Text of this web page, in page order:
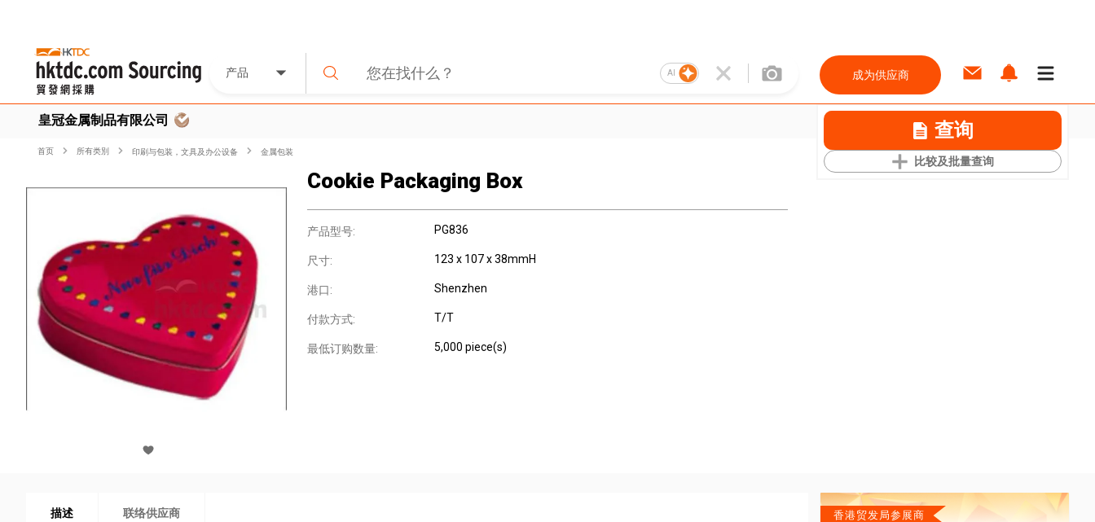
产品 AI 成为供应商
皇冠金属制品有限公司 查询
比较及批量查询
首页 所有类別 印刷与包装，文具及办公设备 金属包装
Cookie Packaging Box
产品型号: PG836
尺寸: 123 x 107 x 38mmH
港口: Shenzhen
付款方式: T/T
最低订购数量: 5,000 piece(s)
描述 联络供应商 香港贸发局参展商